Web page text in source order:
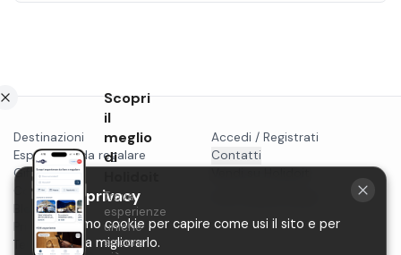
Destinazioni
Esperienze da regalare
Gift card
Cosa fare a...
Blog
Privacy
Termini
Accedi / Registrati
Contatti
Scopri
il
meglio
di
Trova
esperienze
uniche
ancora
La tua privacy
Utilizziamo cookie per capire come usi il sito e per
aiutarci a migliorarlo.